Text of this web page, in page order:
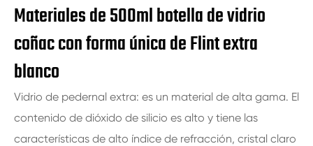
Materiales de 500ml botella de vidrio
coñac con forma única de Flint extra
blanco
Vidrio de pedernal extra: es un material de alta gama. El
contenido de dióxido de silicio es alto y tiene las
características de alto índice de refracción, cristal claro